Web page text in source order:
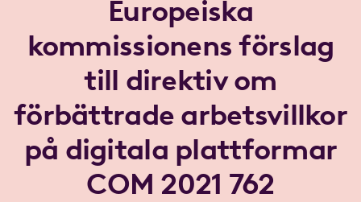
Europeiska
kommissionens förslag
till direktiv om
förbättrade arbetsvillkor
på digitala plattformar
COM 2021 762